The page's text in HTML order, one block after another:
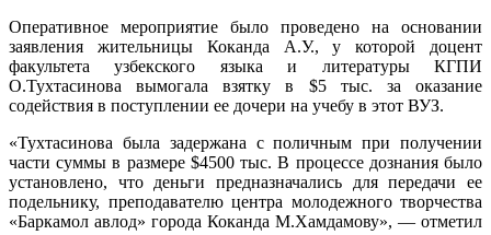
Оперативное мероприятие было проведено на основании
заявления жительницы Коканда А.У., у которой доцент
факультета узбекского языка и литературы КГПИ
О.Тухтасинова вымогала взятку в $5 тыс. за оказание
содействия в поступлении ее дочери на учебу в этот ВУЗ.
«Тухтасинова была задержана с поличным при получении
части суммы в размере $4500 тыс. В процессе дознания было
установлено, что деньги предназначались для передачи ее
подельнику, преподавателю центра молодежного творчества
«Баркамол авлод» города Коканда М.Хамдамову», — отметил